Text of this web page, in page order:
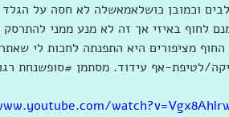
וכמובן כושלאמאשלה לא חסה על
לחוף באיזי אך זה לא מנע ממני
מציפורים היא התפנתה לחכות לי
לטיפת-אף עידוד. מסתמן ‫#‏סופשנחת‬